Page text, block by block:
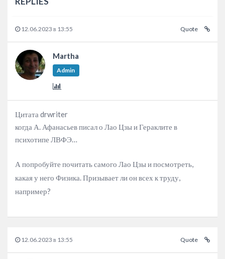
12.06.2023 в 13:55 Quote
Martha
Admin
Цитата drwriter
когда А. Афанасьев писал о Лао Цзы и Гераклите в
психотипе ЛВФЭ…
А попробуйте почитать самого Лао Цзы и посмотреть,
какая у него Физика. Призывает ли он всех к труду,
например?
12.06.2023 в 13:55 Quote